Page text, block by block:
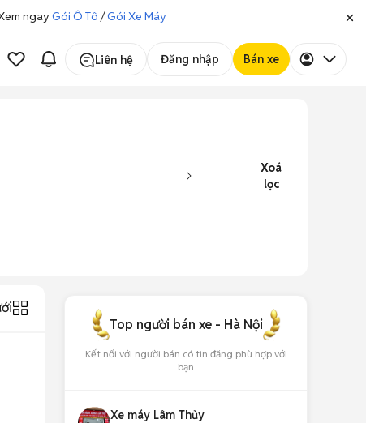
ngayGói Ô Tô /Gói Xe Máy
Liên hệ Đăng nhập Bán xe
Xoá
lọc
Top người bán xe - Hà Nội
Kết nối với người bán có tin đăng phù hợp với
bạn
Xe máy Lâm Thủy